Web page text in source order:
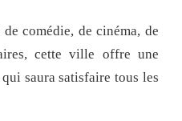
comédie, de cinéma, de
cette ville offre une
saura satisfaire tous les